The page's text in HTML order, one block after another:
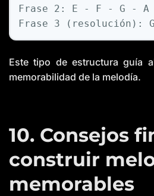
Frase
2 : E - F - G -
A
Frase
3 ( resolución ) : G
Este tipo de estructura guía
memorabilidad de la melodía.
10. Consejos
construir
memorables